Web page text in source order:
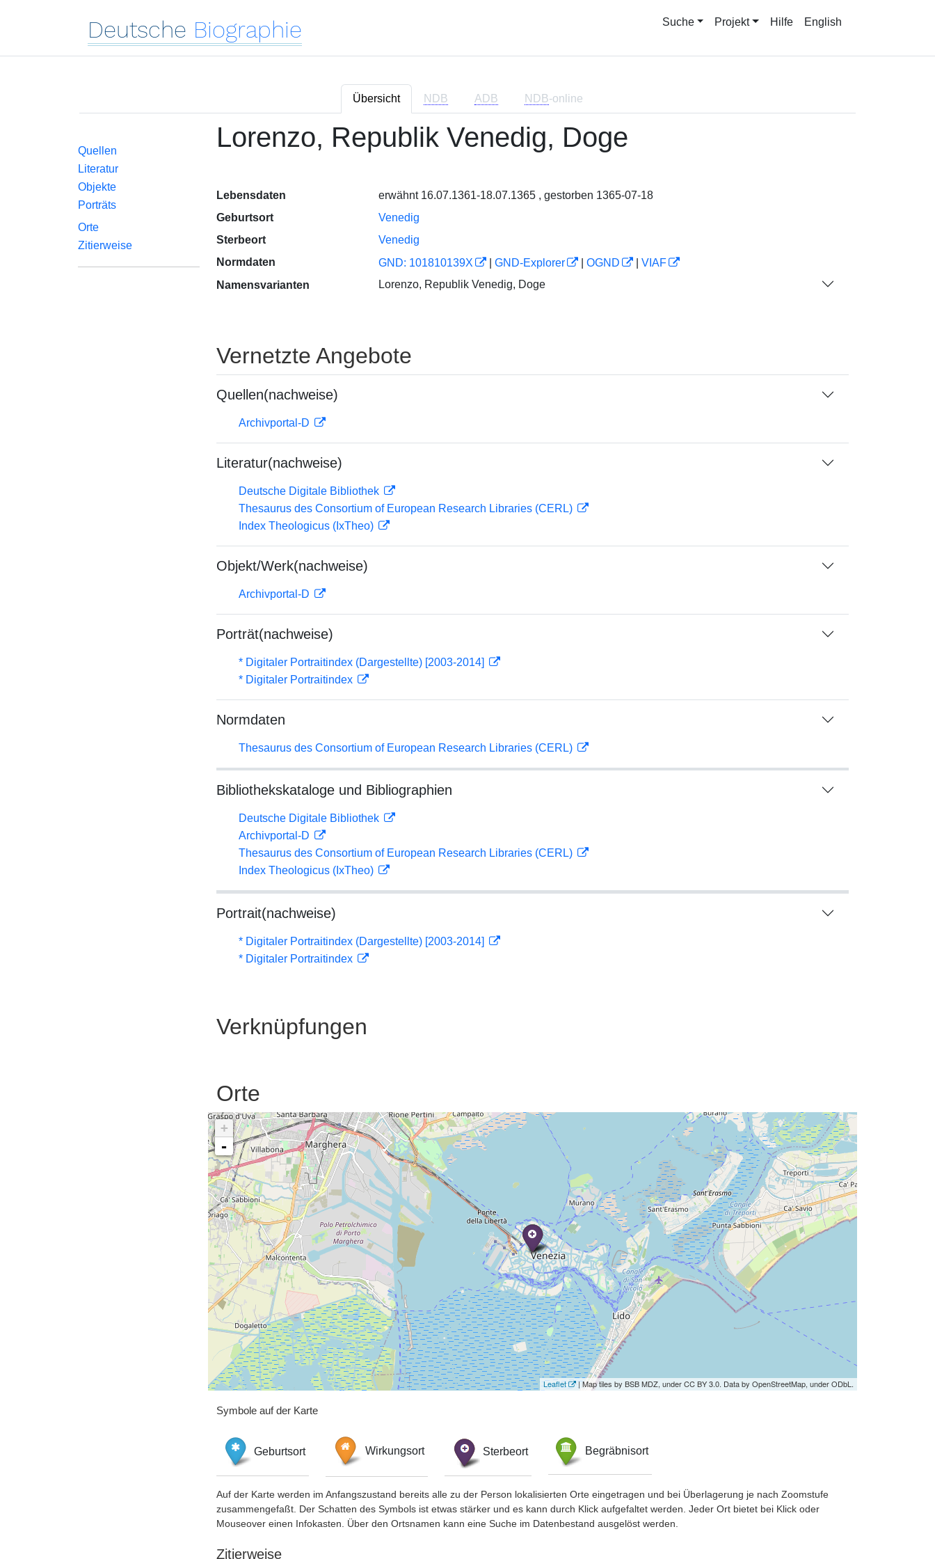
Deutsche Biographie Suche Projekt Hilfe English
Übersicht NDB ADB NDB-online
Quellen
Literatur
Objekte
Porträts
Orte
Zitierweise
Lorenzo, Republik Venedig, Doge
Lebensdaten
erwähnt 16.07.1361-18.07.1365 , gestorben 1365-07-18
Geburtsort
Venedig
Sterbeort
Venedig
Normdaten
GND: 101810139X GND-Explorer OGND
VIAF
Namensvarianten
Lorenzo, Republik Venedig, Doge
Vernetzte Angebote
Quellen(nachweise)
Archivportal-D
Literatur(nachweise)
Deutsche Digitale Bibliothek
Thesaurus des Consortium of European Research Libraries (CERL)
Index Theologicus (IxTheo)
Objekt/Werk(nachweise)
Archivportal-D
Porträt(nachweise)
* Digitaler Portraitindex (Dargestellte) [2003-2014]
* Digitaler Portraitindex
Normdaten
Thesaurus des Consortium of European Research Libraries (CERL)
Bibliothekskataloge und Bibliographien
Deutsche Digitale Bibliothek
Archivportal-D
Thesaurus des Consortium of European Research Libraries (CERL)
Index Theologicus (IxTheo)
Portrait(nachweise)
* Digitaler Portraitindex (Dargestellte) [2003-2014]
* Digitaler Portraitindex
Verknüpfungen
Orte
+
-
Leaflet | Map tiles by BSB MDZ, under CC BY 3.0. Data by OpenStreetMap, under ODbL.
Symbole auf der Karte
Geburtsort Wirkungsort Sterbeort Begräbnisort
Auf der Karte werden im Anfangszustand bereits alle zu der Person lokalisierten Orte eingetragen und bei Überlagerung je nach Zoomstufe
zusammengefaßt. Der Schatten des Symbols ist etwas stärker und es kann durch Klick aufgefaltet werden. Jeder Ort bietet bei Klick oder
Mouseover einen Infokasten. Über den Ortsnamen kann eine Suche im Datenbestand ausgelöst werden.
Zitierweise